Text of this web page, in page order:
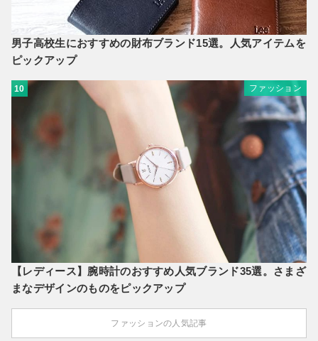
男子高校生におすすめの財布ブランド15選。人気アイテムを
ピックアップ
10 ファッション
【レディース】腕時計のおすすめ人気ブランド35選。さまざ
まなデザインのものをピックアップ
ファッションの人気記事